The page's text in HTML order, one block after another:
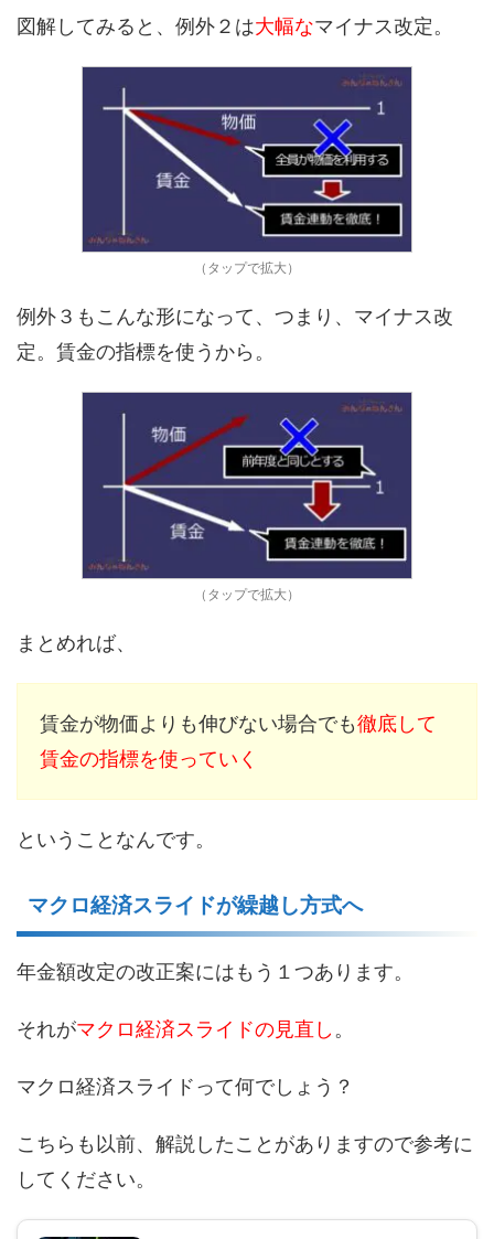
図解してみると、例外２は大幅なマイナス改定。
（タップで拡大）
例外３もこんな形になって、つまり、マイナス改
定。賃金の指標を使うから。
（タップで拡大）
まとめれば、
賃金が物価よりも伸びない場合でも徹底して
賃金の指標を使っていく
ということなんです。
マクロ経済スライドが繰越し方式へ
年金額改定の改正案にはもう１つあります。
それがマクロ経済スライドの見直し。
マクロ経済スライドって何でしょう？
こちらも以前、解説したことがありますので参考に
してください。